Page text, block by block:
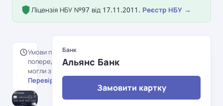
Ліцензія НБУ №97 від 17.11.2011. Реєстр НБУ →
Умови перенесені з
попередньої версії порталу й
могли змінитися.
Перевірити на сайті банку →
Банк
Альянс Банк
Замовити картку